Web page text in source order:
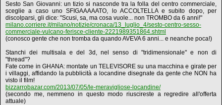
Sesto San Giovanni: un tizio si nasconde tra la folla del centro commerciale,
sceglie a caso uno SFIGAAAAATO, lo ACCOLTELLA e subito dopo, per
discolparsi, gli dice: "Scusi, sa, ma cosa vuole... non TROMBO da 6 anni!"
milano.corriere.it/milano/notizie/cronaca/13_luglio_4/sesto-centro-sesso-
commerciale-vulcano-ferisce-cliente-2221989351864.shtml
(conosco gente che non tromba da quando AVEVA 6 anni... e neanche poca!)
Stanchi dei multisala e del 3d, nel senso di "tridimensionale" e non di
"thread"?
Fate come in GHANA: montate un TELEVISORE su una macchina e girate per
i villaggi, affidando la pubblicità a locandine disegnate da gente che NON ha
visto il film!
bizzarrobazar.com/2013/07/05/le-meravigliose-locandine/
(secondo me, nemmeno in questo modo riuscireste a regredire all'offerta
attuale)